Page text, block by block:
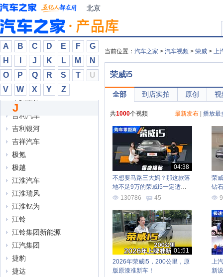
北京
A B C D E F
G
H
J K L M
N
O
P Q R S T
U
V
W X Y Z
J
ARCFOX极狐
JAECOO
Jeep
Polestar极星
ROX极石
吉利几何
吉利雷达
吉利汽车
吉利银河
吉祥汽车
极氪
极越
江淮汽车
江淮瑞风
江淮钇为
江铃
江铃集团新能源
江汽集团
捷豹
捷达
J
当前位置： 汽车之家 > 汽车视频 > 荣威 > 上
荣威i5
全部 到店实拍 原创 视
共1000个视频 最新发布 播放最
04:38
不想要马路三大妈？那这款落
地不足9万的荣威i5一定适合
你！130786 45
荣
钻
01:51
2026年荣威i5，200公里，原
版原漆准新车！
上
新